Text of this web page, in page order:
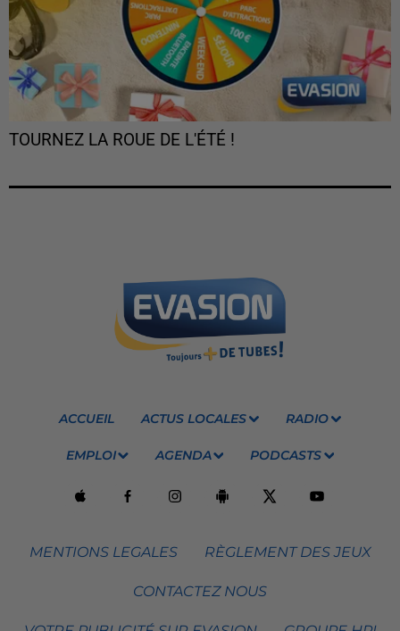
TOURNEZ LA ROUE DE L'ÉTÉ !
ACCUEIL ACTUS LOCALES RADIO
EMPLOI AGENDA PODCASTS
MENTIONS LEGALES RÈGLEMENT DES JEUX
CONTACTEZ NOUS